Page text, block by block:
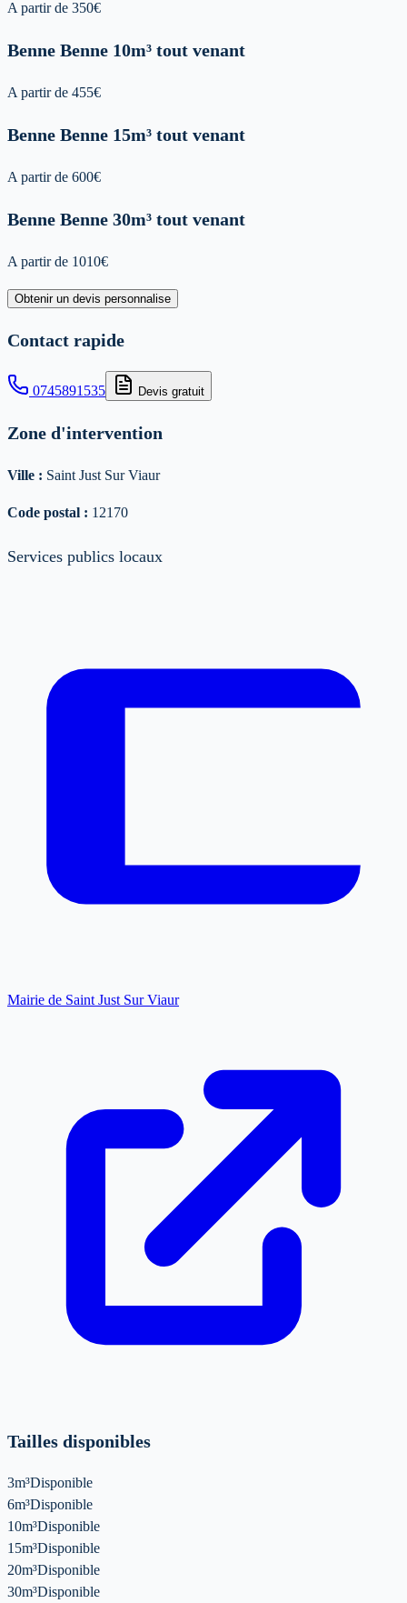
A partir de 350€
Benne Benne 10m³ tout venant
A partir de 455€
Benne Benne 15m³ tout venant
A partir de 600€
Benne Benne 30m³ tout venant
A partir de 1010€
Obtenir un devis personnalise
Contact rapide
0745891535 Devis gratuit
Zone d'intervention
Ville : Saint Just Sur Viaur
Code postal : 12170
Services publics locaux
Mairie de Saint Just Sur Viaur
Tailles disponibles
3m³Disponible
6m³Disponible
10m³Disponible
15m³Disponible
20m³Disponible
30m³Disponible